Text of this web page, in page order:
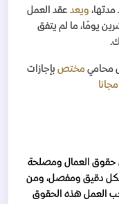
ويعد عقد العمل
يومًا، ما لم يتفق
محاميمختص بإجازات
مجانا
حقوق العمال ومصلحة
دقيق ومفصل، ومن
العمل هذه الحقوق